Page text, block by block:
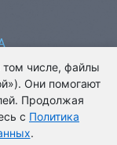
на сайте
числе, файлы
Они помогают
Продолжая
с Политика
.